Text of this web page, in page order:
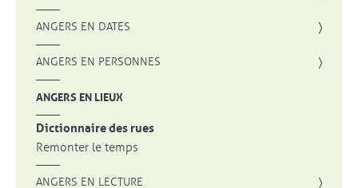
ANGERS EN DATES
ANGERS EN PERSONNES
ANGERS EN LIEUX
Dictionnaire des rues
Remonter le temps
ANGERS EN LECTURE